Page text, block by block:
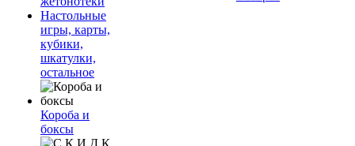
Настольные
игры, карты,
кубики,
шкатулки,
остальное
Короба и
боксы